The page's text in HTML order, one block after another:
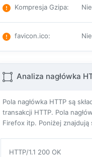
Kompresja Gzipa:
favicon.ico:
Analiza nagłówka
Pola nagłówka HTTP są
transakcji HTTP. Pola
Firefox itp. Poniżej
HTTP/1.1 200 OK